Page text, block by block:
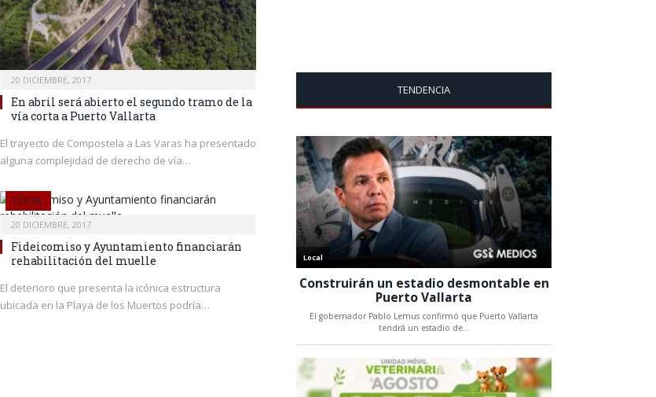
20 DICIEMBRE, 2017
En abril será abierto el segundo tramo de la
vía corta a Puerto Vallarta
El trayecto de Compostela a Las Varas ha presentado
alguna complejidad de derecho de vía…
LOCAL
20 DICIEMBRE, 2017
Fideicomiso y Ayuntamiento financiarán
rehabilitación del muelle
El deterioro que presenta la icónica estructura
ubicada en la Playa de los Muertos podría…
TENDENCIA